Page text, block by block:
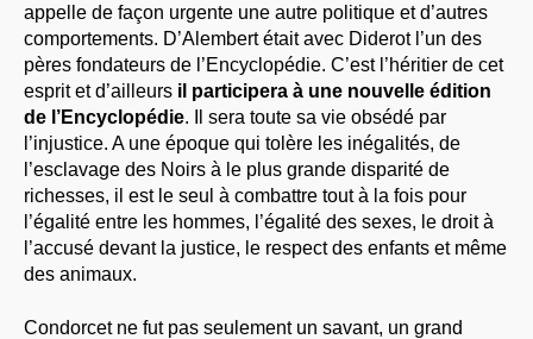
appelle de façon urgente une autre politique et d’autres
comportements. D’Alembert était avec Diderot l’un des
pères fondateurs de l’Encyclopédie. C’est l’héritier de cet
esprit et d’ailleurs il participera à une nouvelle édition
de l’Encyclopédie. Il sera toute sa vie obsédé par
l’injustice. A une époque qui tolère les inégalités, de
l’esclavage des Noirs à le plus grande disparité de
richesses, il est le seul à combattre tout à la fois pour
l’égalité entre les hommes, l’égalité des sexes, le droit à
l’accusé devant la justice, le respect des enfants et même
des animaux.
Condorcet ne fut pas seulement un savant, un grand